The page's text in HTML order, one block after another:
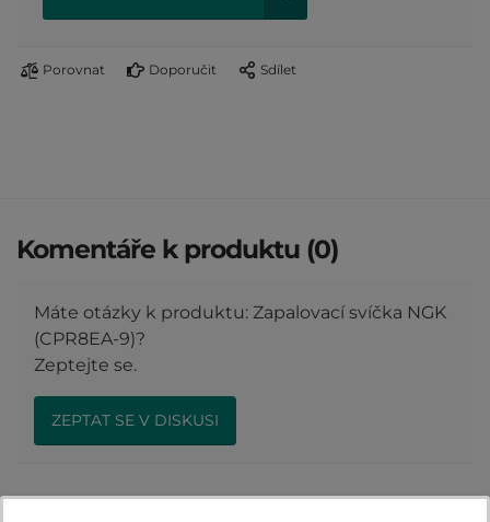
Porovnat Doporučit Sdílet
Komentáře k produktu (0)
Máte otázky k produktu: Zapalovací svíčka NGK
(CPR8EA-9)?
Zeptejte se.
ZEPTAT SE V DISKUSI